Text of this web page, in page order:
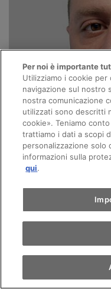
Claudio
Per noi è importante
Utilizziamo i cookie per
navigazione sul nostro
nostra comunicazione
utilizzati sono descritti
cookie». Teniamo
trattiamo i dati a scopi
personalizzazione
informazioni sulla
qui.